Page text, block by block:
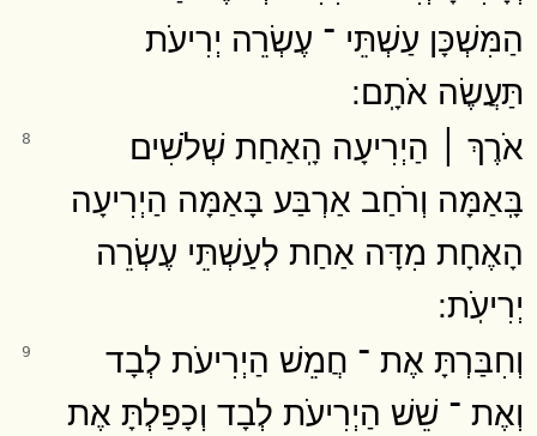
הַמִּשְׁכָּן עַשְׁתֵּי ־ עֶשְׂרֵה יְרִיעֹת
תַּעֲשֶׂה אֹתָֽם ׃
8
אֹרֶךְ ׀ הַיְרִיעָה הָֽאַחַת שְׁלֹשִׁים
בָּֽאַמָּה וְרֹחַב אַרְבַּע בָּאַמָּה הַיְרִיעָה
הָאֶחָת מִדָּה אַחַת לְעַשְׁתֵּי עֶשְׂרֵה
יְרִיעֹֽת ׃
9
וְחִבַּרְתָּ אֶת ־ חֲמֵשׁ הַיְרִיעֹת לְבָד
וְאֶת ־ שֵׁשׁ הַיְרִיעֹת לְבָד וְכָפַלְתָּ אֶת